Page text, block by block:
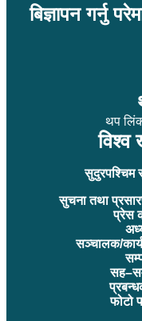
बिज्ञापन गर्नु
थप
विश्व
सुदुरपश्चिम
सुचना तथा
प्रेस
सञ्चालक/
फोटो